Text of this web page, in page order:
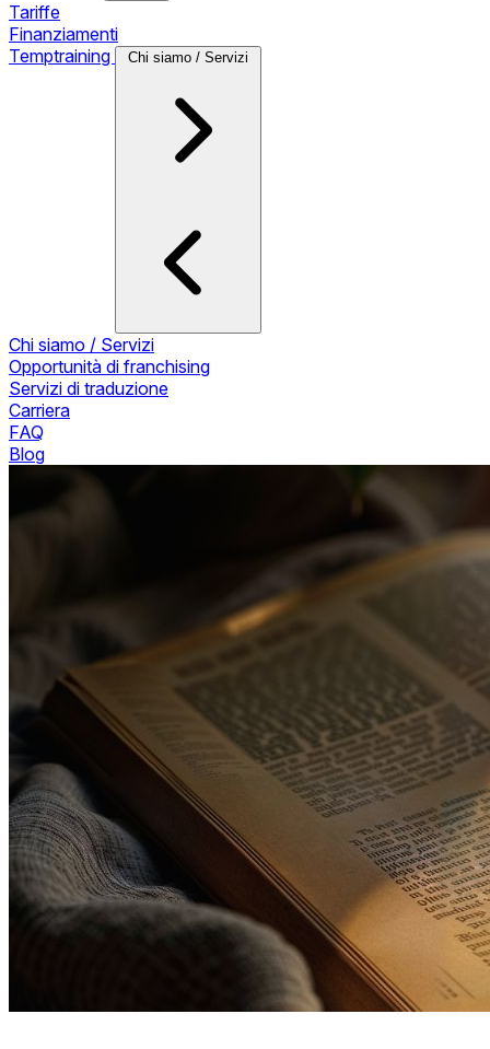
Tariffe
Finanziamenti
Temptraining
Chi siamo / Servizi
Chi siamo / Servizi
Opportunità di franchising
Servizi di traduzione
Carriera
FAQ
Blog